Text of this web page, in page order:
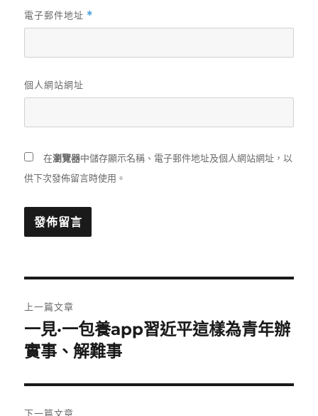
電子郵件地址 *
個人網站網址
在瀏覽器中儲存顯示名稱、電子郵件地址及個人網站網址，以
供下次發佈留言時使用。
章
導
覽
上一篇文章
上
一
文
章:
一見·一包養app習近平這樣為青年辦
實事、解難事
下一篇文章